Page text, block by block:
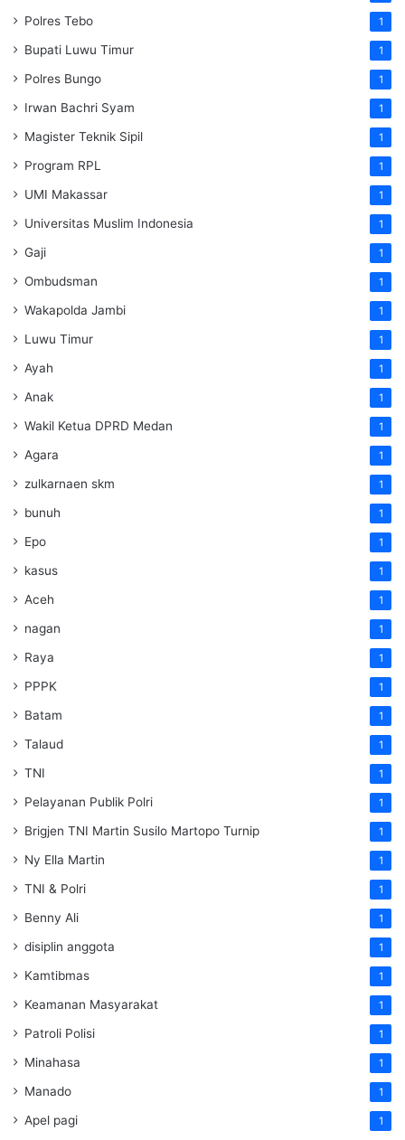
Polres Tebo 1
Bupati Luwu Timur 1
Polres Bungo 1
Irwan Bachri Syam 1
Magister Teknik Sipil 1
Program RPL 1
UMI Makassar 1
Universitas Muslim Indonesia 1
Gaji 1
Ombudsman 1
Wakapolda Jambi 1
Luwu Timur 1
Ayah 1
Anak 1
Wakil Ketua DPRD Medan 1
Agara 1
zulkarnaen skm 1
bunuh 1
Epo 1
kasus 1
Aceh 1
nagan 1
Raya 1
PPPK 1
Batam 1
Talaud 1
TNI 1
Pelayanan Publik Polri 1
Brigjen TNI Martin Susilo Martopo Turnip 1
Ny Ella Martin 1
TNI & Polri 1
Benny Ali 1
disiplin anggota 1
Kamtibmas 1
Keamanan Masyarakat 1
Patroli Polisi 1
Minahasa 1
Manado 1
Apel pagi 1